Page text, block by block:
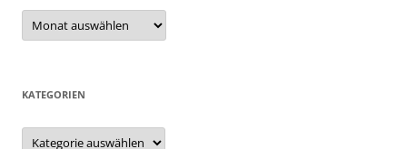
Archiv
KATEGORIEN
Kategorien